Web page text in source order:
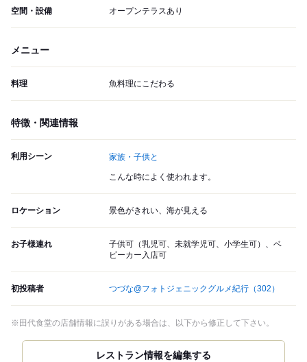
空間・設備 オープンテラスあり
メニュー
料理 魚料理にこだわる
特徴・関連情報
利用シーン 家族・子供と
こんな時によく使われます。
ロケーション 景色がきれい、海が見える
お子様連れ
子供可（乳児可、未就学児可、小学生可）、ベ
ビーカー入店可
初投稿者 つづな@フォトジェニックグルメ紀行 （302）
※田代食堂の店舗情報に誤りがある場合は、以下から修正して下さい。
レストラン情報を編集する